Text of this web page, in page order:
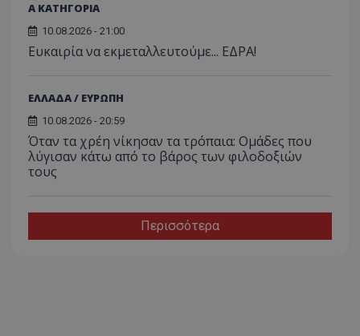
Α ΚΑΤΗΓΟΡΙΑ
10.08.2026 - 21:00
Ευκαιρία να εκμεταλλευτούμε... ΕΔΡΑ!
ΕΛΛΑΔΑ / ΕΥΡΩΠΗ
10.08.2026 - 20:59
Όταν τα χρέη νίκησαν τα τρόπαια: Ομάδες που
λύγισαν κάτω από το βάρος των φιλοδοξιών
τους
Περισσότερα